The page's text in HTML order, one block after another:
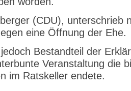
(CDU), unterschrieb
eine Öffnung der Ehe.
Bestandteil der
Veranstaltung die
im Ratskeller endete.